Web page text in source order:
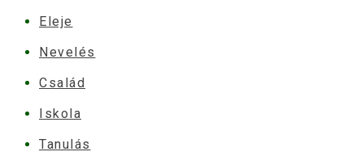
Eleje
Nevelés
Család
Iskola
Tanulás